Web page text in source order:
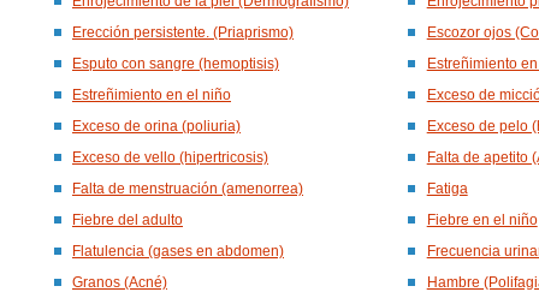
Erección persistente. (Priaprismo)
Escozor ojos
Esputo con sangre (hemoptisis)
Estreñimiento
Estreñimiento en el niño
Exceso de
Exceso de orina (poliuria)
Exceso de pelo
Exceso de vello (hipertricosis)
Falta de apetito
Falta de menstruación (amenorrea)
Fatiga
Fiebre del adulto
Fiebre en el niño
Flatulencia (gases en abdomen)
Frecuencia
Granos (Acné)
Hambre